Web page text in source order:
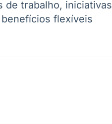
de
de trabalho, iniciativas
flexíveis